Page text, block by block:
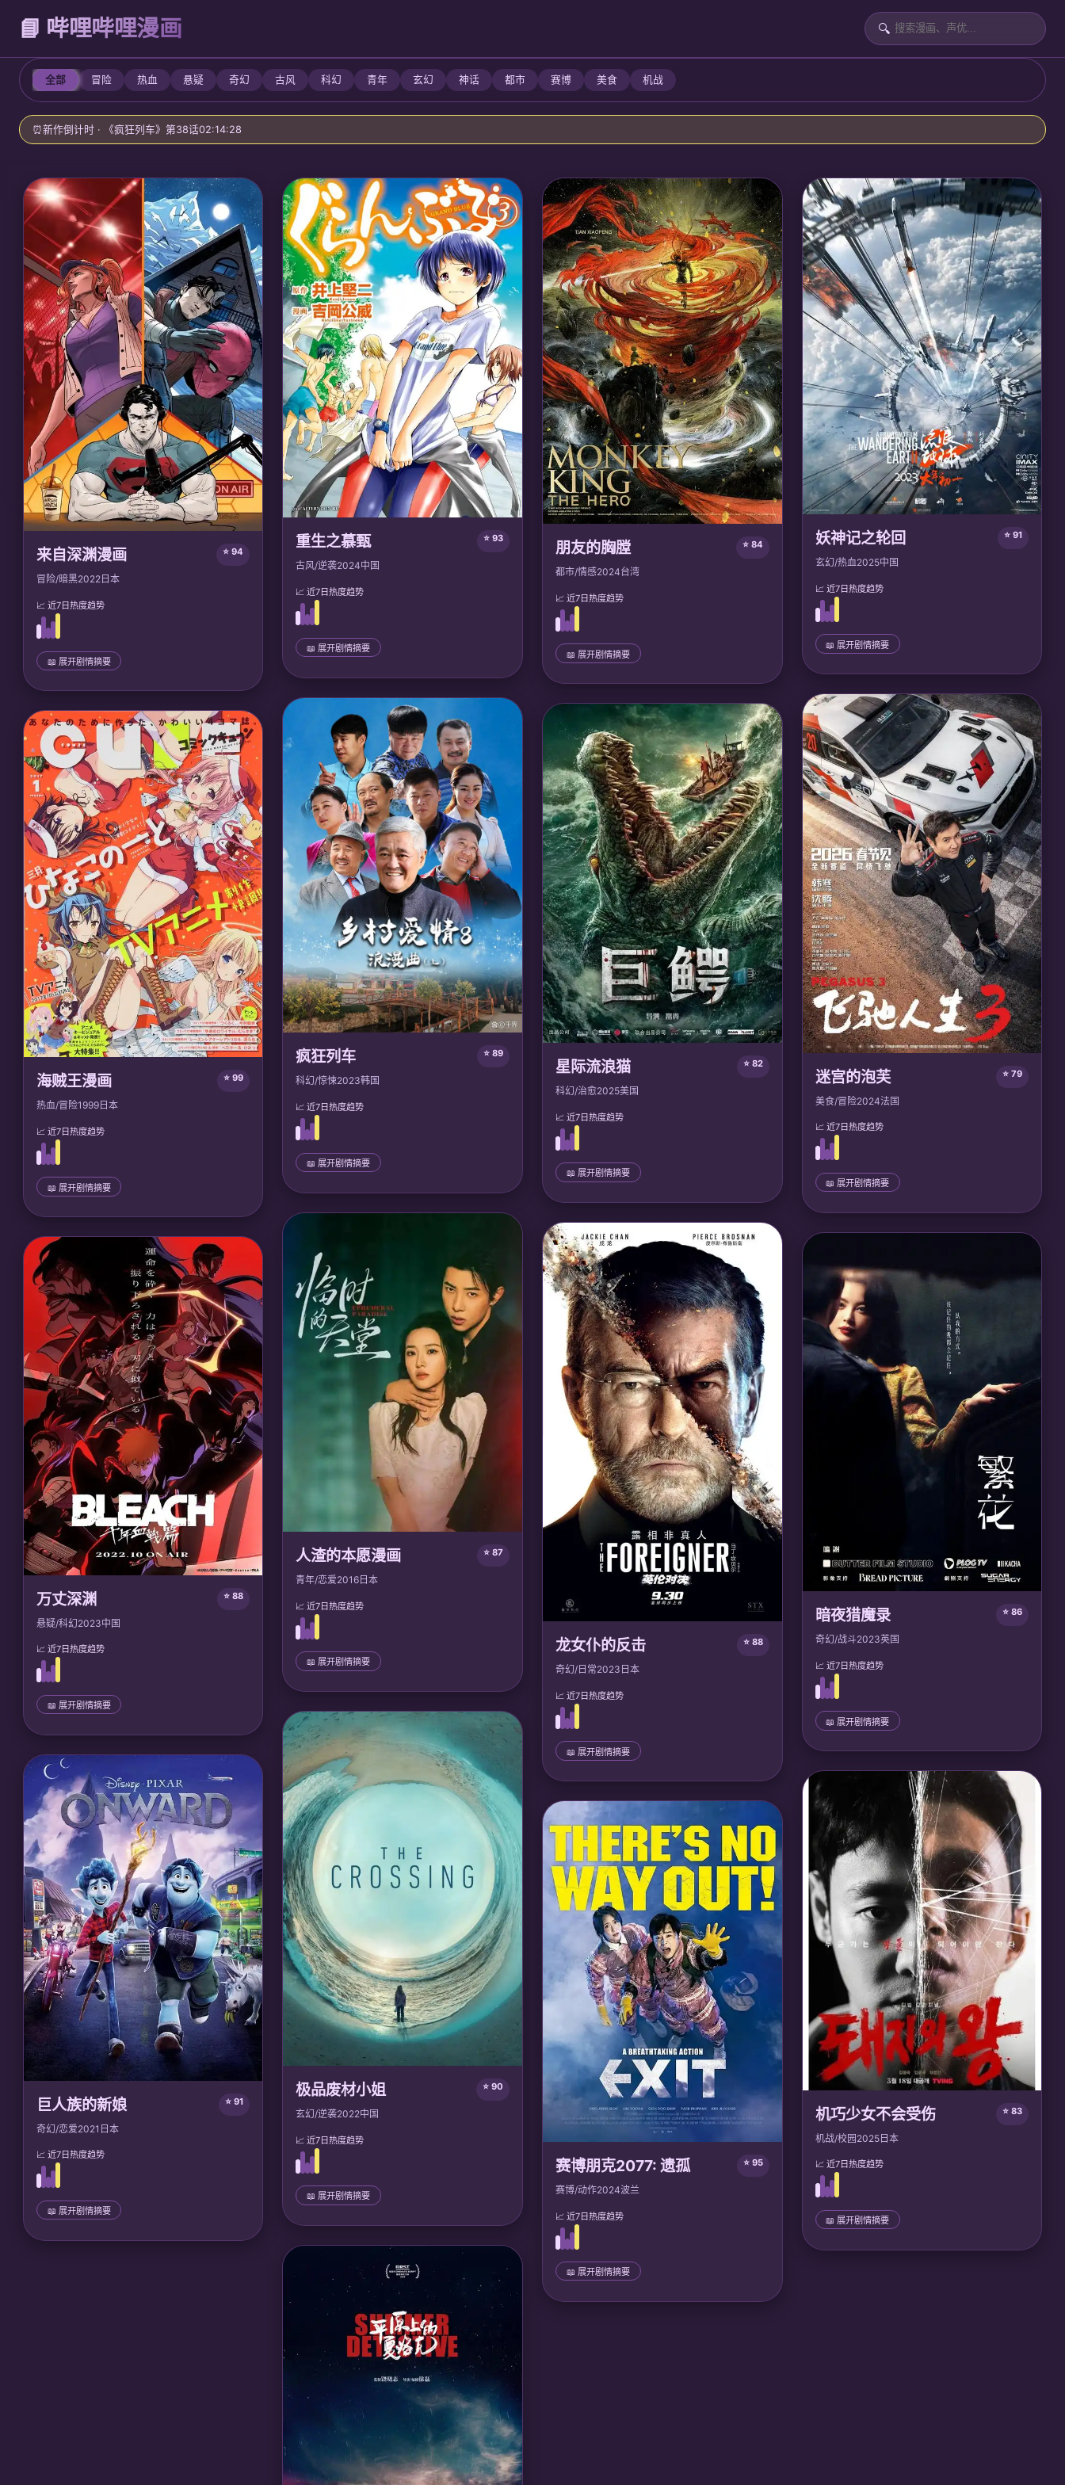
📘 哔哩哔哩漫画 🔍
全部 冒险 热血 悬疑 奇幻 古风 科幻 青年 玄幻 神话 都市 赛博 美食 机战
⏰新作倒计时 · 《疯狂列车》第38话02:14:26
来自深渊漫画 ⭐ 94
冒险/暗黑2022日本
📈 近7日热度趋势
📖 展开剧情摘要
机器人雷古踏上寻找母亲之旅。深渊每一层都
有奇异的生态系统和诅咒，人类无法从深层返
回。他们逐渐发现深渊底部隐藏着古代文明的
灭世兵器与人类起源真相。
🎙️ 声优/团队：声优: 富田美忧, 伊濑茉莉也; 制
作: Kinema Citrus
海贼王漫画 ⭐ 99
热血/冒险1999日本
📈 近7日热度趋势
📖 展开剧情摘要
伙伴们在大海贼时代冒险，对抗四皇和世界政
府，最终揭秘消失的100年历史和古代兵器的真
相，并实现全员自由梦想。
🎙️ 声优/团队：声优: 田中真弓, 中井和哉; 东映
动画
万丈深渊 ⭐ 88
悬疑/科幻2023中国
📈 近7日热度趋势
📖 展开剧情摘要
思维聚合体，能具象化人类恐惧。林渡利用心
理学反制，最终与深渊意识共生，开启了人类
意识维度跃迁的新纪元。
🎙️ 声优/团队： 声优: 阿杰, 山新; 制作: 好传动
巨人族的新娘 ⭐ 91
奇幻/恋爱2021 日本
📈 近7日热度趋势
📖 展开剧情摘要
重生之慕甄 ⭐ 93
古风/逆袭2024中国
📈 近7日热度趋势
📖 展开剧情摘要
生回到十五岁及笄礼。她凭借前世记忆逆转命
运，联合异姓王肃清朝堂奸佞，最终成为女摄
政王，守护家国太平。
🎙️ 声优/团队：声优: 季冠霖, 姜广涛; 阅文动画
疯狂列车 ⭐ 89
科幻/惊悚2023韩国
📈 近7日热度趋势
📖 展开剧情摘要
发现列车核心为活体AI。主角工程师带领群众
🎙️ 声优/团队：
声优: 金善惠, 李浩林; studio
Mir
人渣的本愿漫画 ⭐ 87
青年/恋爱2016 日本
📈 近7日热度趋势
📖 展开剧情摘要
经历了嫉妒与迷茫后，他们最终懂得真爱不是
依赖，勇敢告别虚假关系，踏上独立人生。
🎙️ 声优/团队：
声优: 安济知佳, 岛崎信长;
Lerche
极品废材小姐 ⭐ 90
玄幻/逆袭2022中国
📈 近7日热度趋势
📖 展开剧情摘要
世战神记忆，逆袭家族，收复凶兽，最终飞升
神界平定五域浩劫，成为万古第一女帝。
🎙️ 声优/团队： 声优: 张喆, 赵毅; 福煦影视
苗疆少女阿依体内封印上古化蛇魂魄，为救奶
奶参与驭兽师争斗。她掌控化蛇之力，揭开十
二凶兽封印，最终成为人兽共主平衡阴阳两
界。
🎙️ 声优/团队：声优: 陶典, 吴磊; 玄机科技
朋友的胸膛 ⭐ 84
都市/情感2024台湾
📈 近7日热度趋势
📖 展开剧情摘要
神秘邀请函重聚。直面当年伤痛，最终用宽容
治愈友谊，重拾真挚羁绊。
🎙️ 声优/团队：声优: 林美秀, 宋昱璁; 大猫工作
室
星际流浪猫 ⭐ 82
科幻/治愈2025美国
📈 近7日热度趋势
📖 展开剧情摘要
会说话的猫，猫咪实为外星远古文明的记忆载
体。他们一起穿越星云，揭露宇宙真相，并拯
救濒临灭绝的星际种族。
🎙️ 声优/团队：声优: 马特·默瑟, 凯莉·沃格;
Titmouse
龙女仆的反击 ⭐ 88
奇幻/日常2023 日本
📈 近7日热度趋势
📖 展开剧情摘要
到人间成为一家咖啡店店员，与人类伙伴共同
对抗龙族激进派，最终实现龙与人的和谐共
处。
🎙️ 声优/团队：声优: 上坂堇, 杉田智和; 京都动
画
赛博朋克2077: 遗孤 ⭐ 95
赛博/动作2024波兰
📈 近7日热度趋势
📖 展开剧情摘要
妖神记之轮回 ⭐ 91
玄幻/热血2025中国
📈 近7日热度趋势
📖 展开剧情摘要
前世悲剧，组建最强妖灵师团，对抗黑暗公
会，最终踏足神域，成为万界共主。
🎙️ 声优/团队：声优: 沈达威, 醋醋; 美影动画
迷宫的泡芙 ⭐ 79
美食/冒险2024法国
📈 近7日热度趋势
📖 展开剧情摘要
食材怪物。她用烘焙魔法战胜敌人，收集传说
🎙️ 声优/团队： 声优: 艾莉森·布莱, 本·迪斯金;
Folimage
暗夜猎魔录 ⭐ 86
奇幻/战斗2023英国
📈 近7日热度趋势
📖 展开剧情摘要
代的伦敦追猎德古拉后裔。他逐渐发现黑暗议
会与人类贵族的勾结，最终推翻黑暗王朝，迎
来人类黎明。
🎙️ 声优/团队：
声优: 大冢明夫, 泽城美雪;
Powerhouse
机巧少女不会受伤 ⭐ 83
机战/校园 2025日本
📈 近7日热度趋势
📖 展开剧情摘要